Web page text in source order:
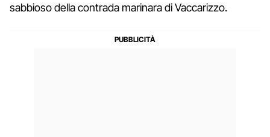
sabbioso della contrada marinara di Vaccarizzo.